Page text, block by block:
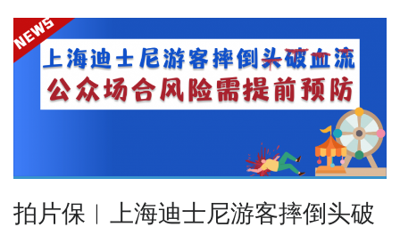
拍片保︱上海迪士尼游客摔倒头破